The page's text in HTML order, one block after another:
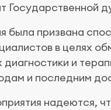
Государственной
была призвана
в целях
и
и последним
надеются,